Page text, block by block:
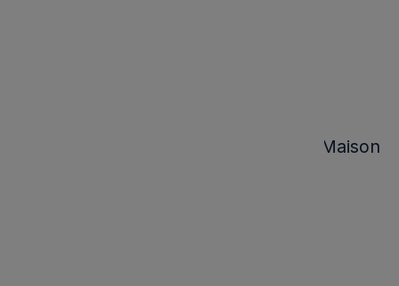
Szafka Nocna Shelter Island Riviera Maison